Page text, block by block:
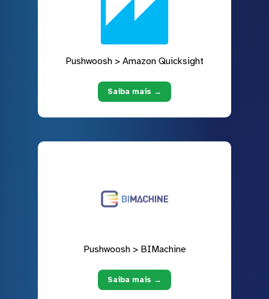
Pushwoosh > Amazon Quicksight
Saiba mais →
Pushwoosh > BIMachine
Saiba mais →